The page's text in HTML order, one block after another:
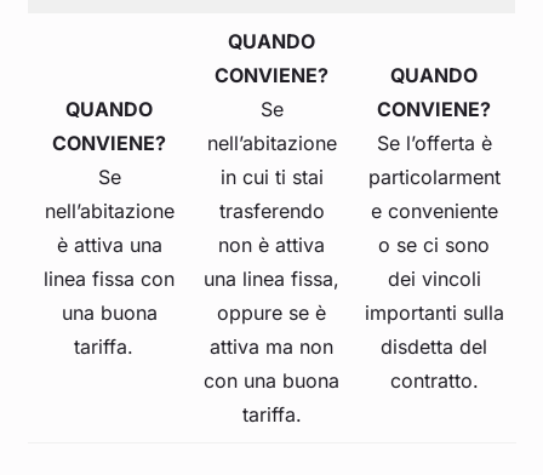
QUANDO
CONVIENE?
Se
nell’abitazione
è attiva una
linea fissa con
una buona
tariffa.
QUANDO
CONVIENE?
Se
nell’abitazione
in cui ti stai
trasferendo
non è attiva
una linea fissa,
oppure se è
attiva ma non
con una buona
tariffa.
QUANDO
CONVIENE?
Se l’offerta è
particolarment
e conveniente
o se ci sono
dei vincoli
importanti sulla
disdetta del
contratto.